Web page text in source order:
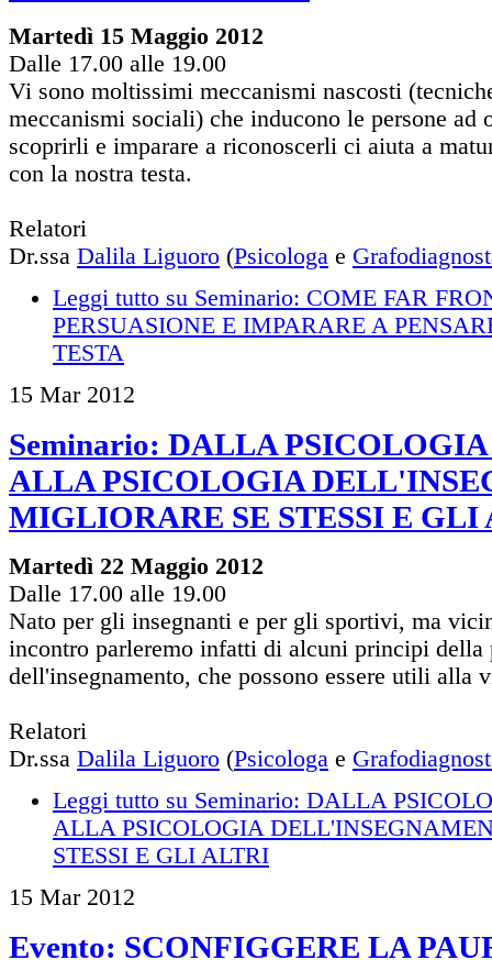
Martedì 15 Maggio 2012
Dalle 17.00 alle 19.00
Vi sono moltissimi meccanismi nascosti
meccanismi sociali) che inducono le persone ad
scoprirli e imparare a riconoscerli ci aiuta a
con la nostra testa.
Relatori
Dr.ssa Dalila Liguoro (Psicologa e
Leggi tutto su Seminario: COME FAR
PERSUASIONE E IMPARARE A
TESTA
15 Mar 2012
Seminario: DALLA
ALLA PSICOLOGIA
MIGLIORARE SE STESSI E GLI
Martedì 22 Maggio 2012
Dalle 17.00 alle 19.00
Nato per gli insegnanti e per gli sportivi, ma
incontro parleremo infatti di alcuni principi della
dell'insegnamento, che possono essere utili alla
Relatori
Dr.ssa Dalila Liguoro (Psicologa e
Leggi tutto su Seminario: DALLA
ALLA PSICOLOGIA
STESSI E GLI ALTRI
15 Mar 2012
Evento: SCONFIGGERE LA